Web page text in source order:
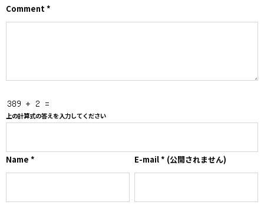
Comment*
上の計算式の答えを入力してください
Name * E-mail* (公開されません)